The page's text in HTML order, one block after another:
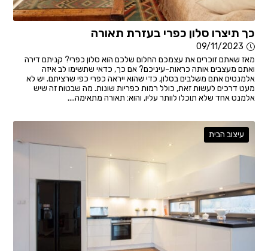
כך תיצרו סלון כפרי בעזרת תאורה
09/11/2023
מאז שאתם זוכרים את עצמכם החלום שלכם הוא סלון כפרי? קניתם דירה
ואתם מעצבים אותה כראות-עיניכם? אם כך, כדאי שתשימו לב איזה
אלמנטים אתם משלבים בסלון, כדי שהוא ייראה כפרי כפי שרציתם. יש לא
מעט דרכים לעשות זאת, כולל רמות כפריות שונות. מה שבטוח זה שיש
אלמנט אחד שלא תוכלו לוותר עליו, והוא: תאורה מתאימה....
עיצוב הבית